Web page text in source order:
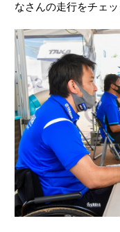
なさんの走行をチェッ